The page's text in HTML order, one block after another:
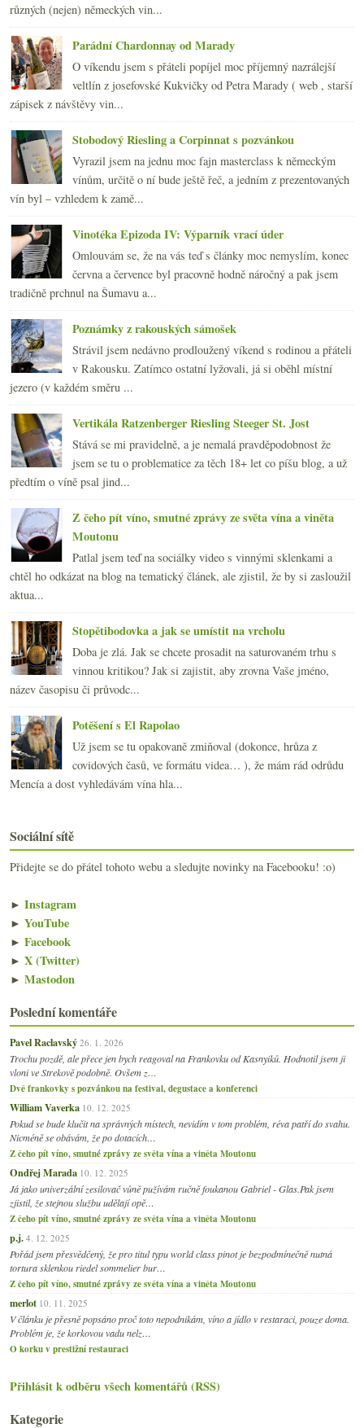
různých (nejen) německých vin...
Parádní Chardonnay od Marady
O víkendu jsem s přáteli popíjel moc příjemný nazrálejší
veltlín z josefovské Kukvičky od Petra Marady ( web , starší
zápisek z návštěvy vin...
Stobodový Riesling a Corpinnat s pozvánkou
Vyrazil jsem na jednu moc fajn masterclass k německým
vínům, určitě o ní bude ještě řeč, a jedním z prezentovaných
vín byl – vzhledem k zamě...
Vinotéka Epizoda IV: Výparník vrací úder
Omlouvám se, že na vás teď s články moc nemyslím, konec
června a července byl pracovně hodně náročný a pak jsem
tradičně prchnul na Šumavu a...
Poznámky z rakouských sámošek
Strávil jsem nedávno prodloužený víkend s rodinou a přáteli
v Rakousku. Zatímco ostatní lyžovali, já si oběhl místní
jezero (v každém směru ...
Vertikála Ratzenberger Riesling Steeger St. Jost
Stává se mi pravidelně, a je nemalá pravděpodobnost že
jsem se tu o problematice za těch 18+ let co píšu blog, a už
předtím o víně psal jind...
Z čeho pít víno, smutné zprávy ze světa vína a viněta
Moutonu
Patlal jsem teď na sociálky video s vinnými sklenkami a
chtěl ho odkázat na blog na tematický článek, ale zjistil, že by si zasloužil
aktua...
Stopětibodovka a jak se umístit na vrcholu
Doba je zlá. Jak se chcete prosadit na saturovaném trhu s
vinnou kritikou? Jak si zajistit, aby zrovna Vaše jméno,
název časopisu či průvodc...
Potěšení s El Rapolao
Už jsem se tu opakovaně zmiňoval (dokonce, hrůza z
covidových časů, ve formátu videa… ), že mám rád odrůdu
Mencía a dost vyhledávám vína hla...
Sociální sítě
Přidejte se do přátel tohoto webu a sledujte novinky na Facebooku! :o)
► Instagram
► YouTube
► Facebook
► X (Twitter)
► Mastodon
Poslední komentáře
Pavel Raclavský 26. 1. 2026
Trochu pozdě, ale přece jen bych reagoval na Frankovku od Kasnyiků. Hodnotil jsem ji
vloni ve Strekově podobně. Ovšem z…
Dvě frankovky s pozvánkou na festival, degustace a konferenci
William Vaverka 10. 12. 2025
Pokud se bude klučit na správných místech, nevidím v tom problém, réva patří do svahu.
Nicméně se obávám, že po dotacích…
Z čeho pít víno, smutné zprávy ze světa vína a viněta Moutonu
Ondřej Marada 10. 12. 2025
Já jako univerzální zesilovač vůně pužívám ručně foukanou Gabriel - Glas.Pak jsem
zjistil, že stejnou službu udělají opě…
Z čeho pít víno, smutné zprávy ze světa vína a viněta Moutonu
p.j. 4. 12. 2025
Pořád jsem přesvědčený, že pro titul typu world class pinot je bezpodmínečně nutná
tortura sklenkou riedel sommelier bur…
Z čeho pít víno, smutné zprávy ze světa vína a viněta Moutonu
merlot 10. 11. 2025
V článku je přesně popsáno proč toto nepodnikám, víno a jídlo v restaraci, pouze doma.
Problém je, že korkovou vadu nelz…
O korku v prestižní restauraci
Přihlásit k odběru všech komentářů (RSS)
Kategorie